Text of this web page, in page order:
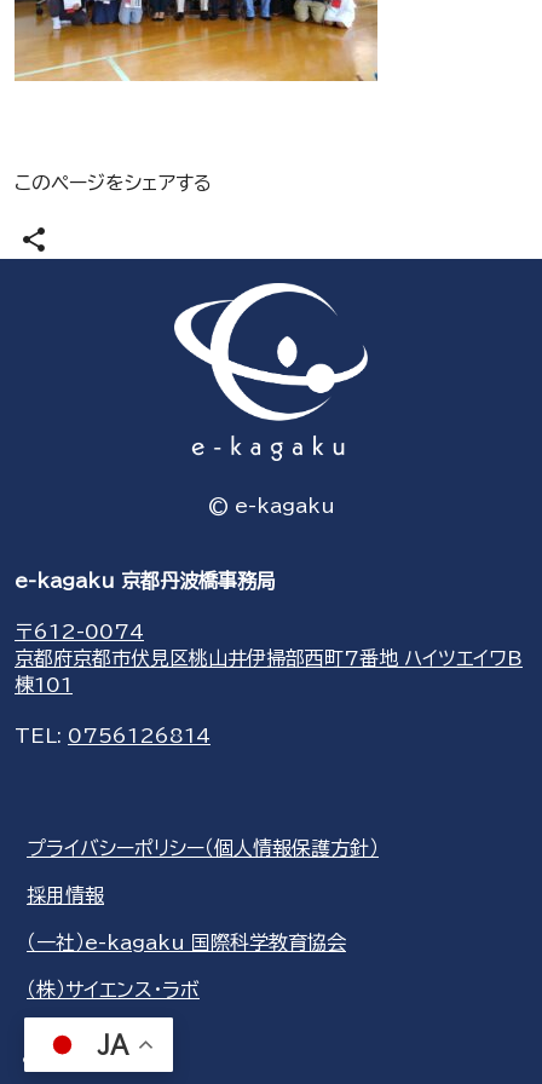
このページをシェアする
share
© e-kagaku
e-kagaku 京都丹波橋事務局
〒612-0074
京都府京都市伏見区桃山井伊掃部西町7番地 ハイツエイワB
棟101
TEL: 0756126814
プライバシーポリシー（個人情報保護方針）
採用情報
（一社）e-kagaku 国際科学教育協会
（株）サイエンス・ラボ
share
JA